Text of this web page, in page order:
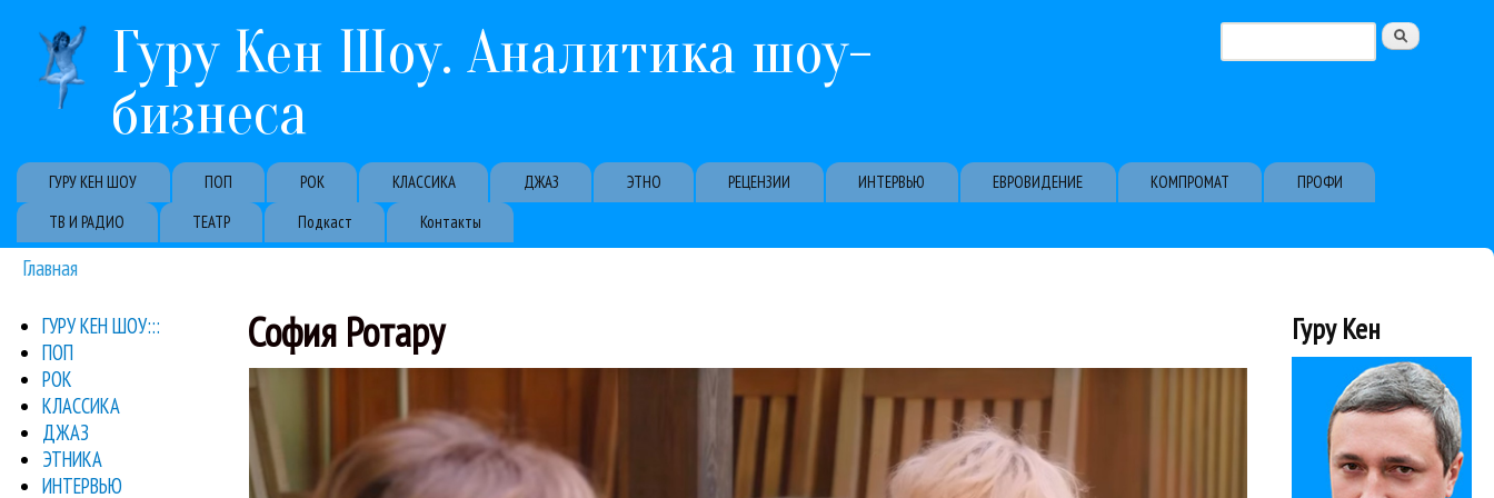
Гуру Кен Шоу. Аналитика шоу-
бизнеса
Форма поиска
Primary links
ГУРУ КЕН ШОУ ПОП РОК КЛАССИКА ДЖАЗ ЭТНО РЕЦЕНЗИИ ИНТЕРВЬЮ ЕВРОВИДЕНИЕ КОМПРОМАТ
ПРОФИ
ТВ И РАДИО
ТЕАТР Подкаст Контакты
Вы здесь
Главная
София Ротару
О чем сказала и о чем умолчала Алла Пугачева?
Вышло большое интервью великой Аллы Пугачевой в «Скажи Гордеевой». Сначала Гордеева просит ее говорить
ГУРУ КЕН ШОУ:::
ПОП
РОК
КЛАССИКА
ДЖАЗ
ЭТНИКА
ИНТЕРВЬЮ
Гуру Кен